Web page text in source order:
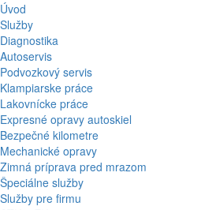
Úvod
Služby
Diagnostika
Autoservis
Podvozkový servis
Klampiarske práce
Lakovnícke práce
Expresné opravy autoskiel
Bezpečné kilometre
Mechanické opravy
Zimná príprava pred mrazom
Špeciálne služby
Služby pre firmu